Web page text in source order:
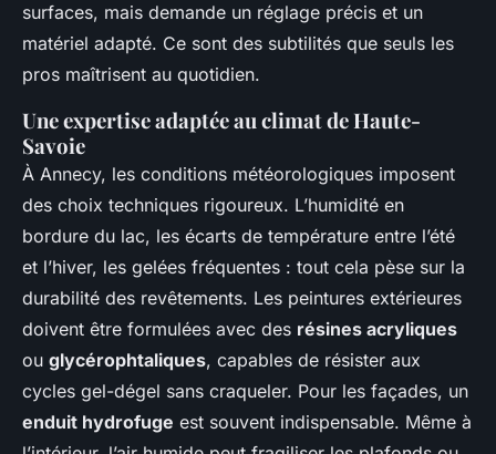
surfaces, mais demande un réglage précis et un
matériel adapté. Ce sont des subtilités que seuls les
pros maîtrisent au quotidien.
Une expertise adaptée au climat de Haute-
Savoie
À Annecy, les conditions météorologiques imposent
des choix techniques rigoureux. L’humidité en
bordure du lac, les écarts de température entre l’été
et l’hiver, les gelées fréquentes : tout cela pèse sur la
durabilité des revêtements. Les peintures extérieures
doivent être formulées avec des résines acryliques
ou glycérophtaliques, capables de résister aux
cycles gel-dégel sans craqueler. Pour les façades, un
enduit hydrofuge est souvent indispensable. Même à